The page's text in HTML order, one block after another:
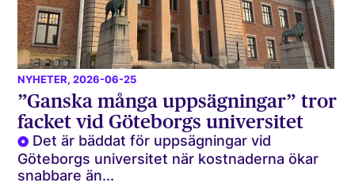
NYHETER, 2026-06-25
”Ganska många uppsägningar” tror
facket vid Göteborgs universitet
Det är bäddat för uppsägningar vid
Göteborgs universitet när kostnaderna ökar
snabbare än...